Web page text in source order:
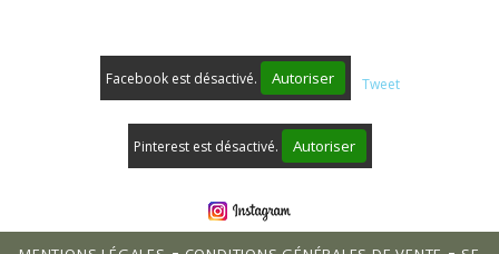
Facebook est désactivé. Autoriser Tweet
Pinterest est désactivé. Autoriser